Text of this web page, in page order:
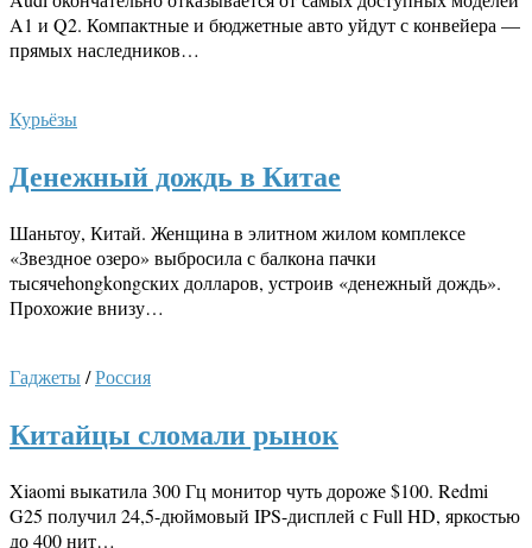
A1 и Q2. Компактные и бюджетные авто уйдут с конвейера —
прямых наследников…
Курьёзы
Денежный дождь в Китае
Шаньтоу, Китай. Женщина в элитном жилом комплексе
«Звездное озеро» выбросила с балкона пачки
тысячеhongkongских долларов, устроив «денежный дождь».
Прохожие внизу…
Гаджеты/Россия
Китайцы сломали рынок
Xiaomi выкатила 300 Гц монитор чуть дороже $100. Redmi
G25 получил 24,5-дюймовый IPS-дисплей с Full HD, яркостью
до 400 нит…